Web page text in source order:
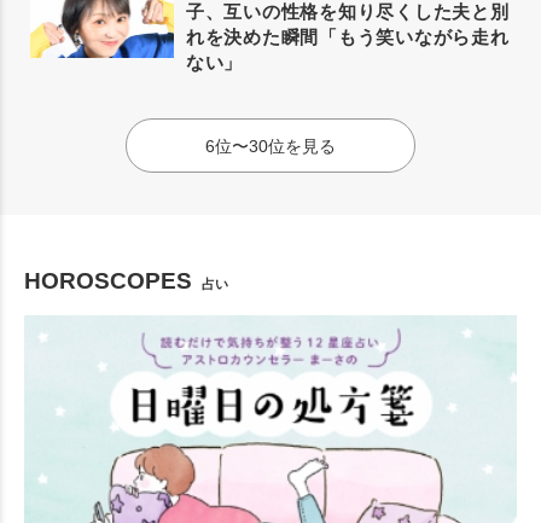
子、互いの性格を知り尽くした夫と別
れを決めた瞬間「もう笑いながら走れ
ない」
6位〜30位を見る
HOROSCOPES 占い